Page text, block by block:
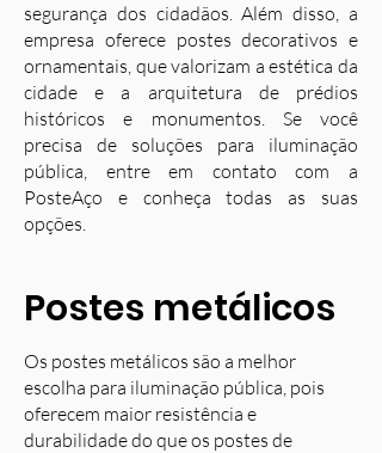
segurança dos cidadãos. Além disso, a
empresa oferece postes decorativos e
ornamentais, que valorizam a estética da
cidade e a arquitetura de prédios
históricos e monumentos. Se você
precisa de soluções para iluminação
pública, entre em contato com a
PosteAço e conheça todas as suas
opções.
Postes metálicos
Os postes metálicos são a melhor
escolha para iluminação pública, pois
oferecem maior resistência e
durabilidade do que os postes de